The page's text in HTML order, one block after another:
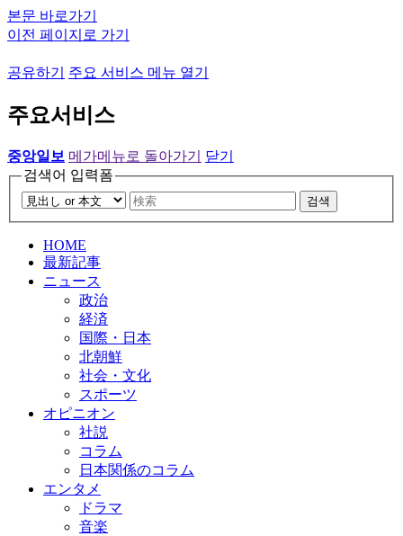
본문 바로가기
이전 페이지로 가기
공유하기 주요 서비스 메뉴 열기
주요서비스
중앙일보 메가메뉴로 돌아가기
닫기
검색어 입력폼
검색
HOME
最新記事
ニュース
政治
経済
国際・日本
北朝鮮
社会・文化
スポーツ
オピニオン
社説
コラム
日本関係のコラム
エンタメ
ドラマ
音楽